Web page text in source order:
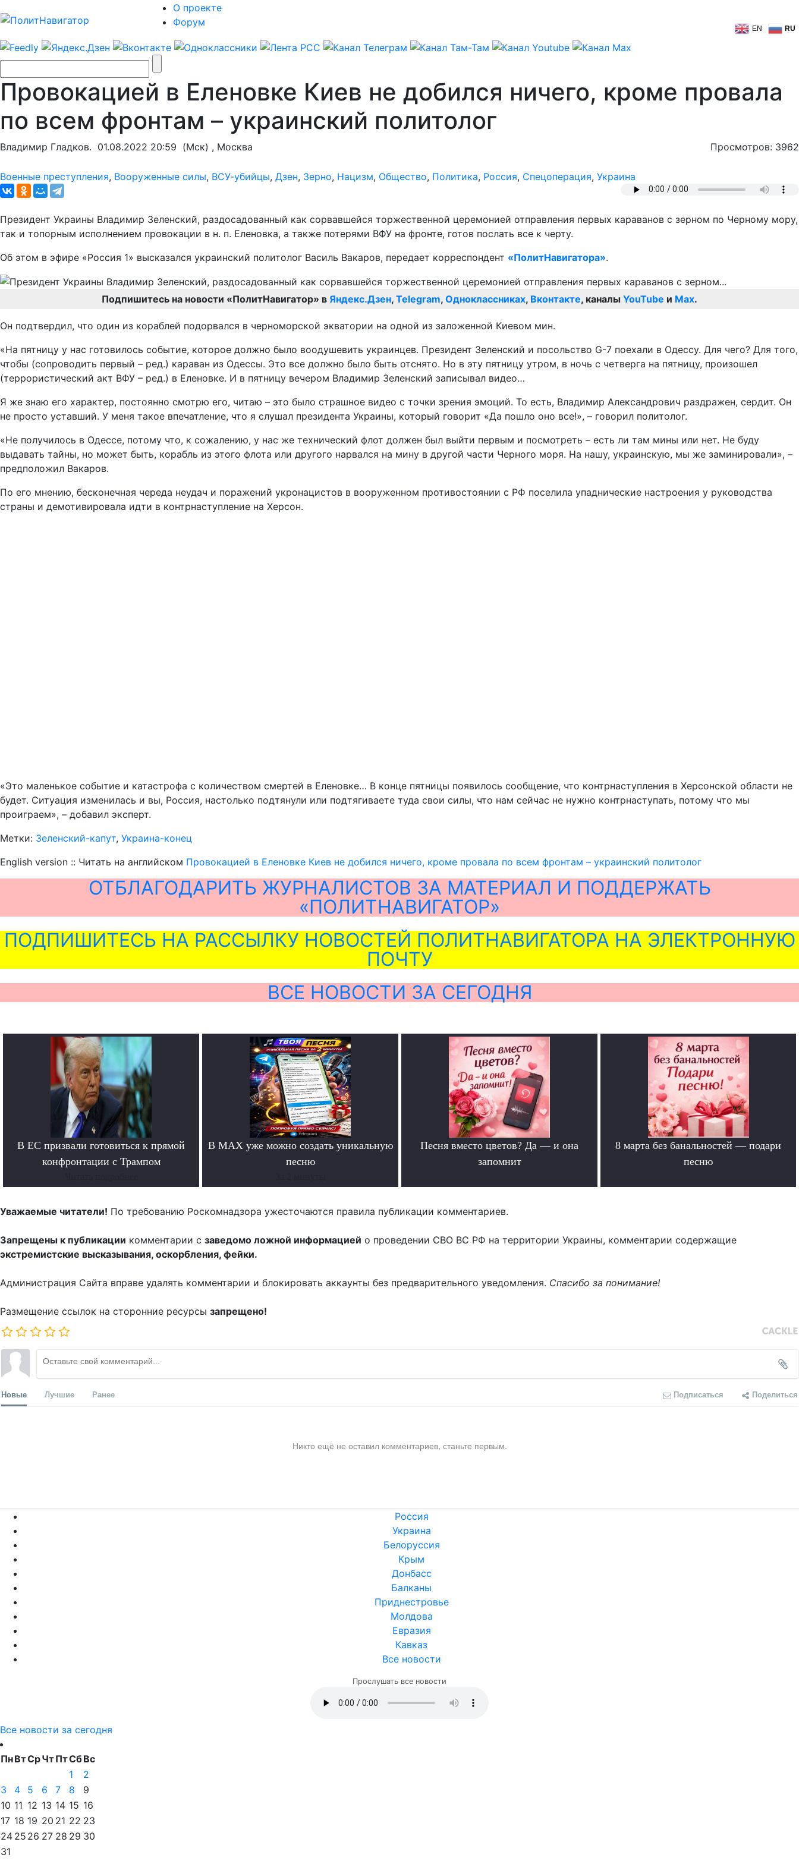
О проекте
Форум
EN RU
Провокацией в Еленовке Киев не добился ничего, кроме провала
по всем фронтам – украинский политолог
Владимир Гладков. 01.08.2022 20:59 (Мск) , Москва Просмотров: 3962
Военные преступления, Вооруженные силы, ВСУ-убийцы, Дзен, Зерно, Нацизм, Общество, Политика, Россия, Спецоперация, Украина
Президент Украины Владимир Зеленский, раздосадованный как сорвавшейся торжественной церемонией отправления первых караванов с зерном по Черному мору,
так и топорным исполнением провокации в н. п. Еленовка, а также потерями ВФУ на фронте, готов послать все к черту.
Об этом в эфире «Россия 1» высказался украинский политолог Василь Вакаров, передает корреспондент «ПолитНавигатора».
Подпишитесь на новости «ПолитНавигатор» в Яндекс.Дзен, Telegram, Одноклассниках, Вконтакте, каналы YouTube и Max.
Он подтвердил, что один из кораблей подорвался в черноморской экватории на одной из заложенной Киевом мин.
«На пятницу у нас готовилось событие, которое должно было воодушевить украинцев. Президент Зеленский и посольство G-7 поехали в Одессу. Для чего? Для того,
чтобы (сопроводить первый – ред.) караван из Одессы. Это все должно было быть отснято. Но в эту пятницу утром, в ночь с четверга на пятницу, произошел
(террористический акт ВФУ – ред.) в Еленовке. И в пятницу вечером Владимир Зеленский записывал видео…
Я же знаю его характер, постоянно смотрю его, читаю – это было страшное видео с точки зрения эмоций. То есть, Владимир Александрович раздражен, сердит. Он
не просто уставший. У меня такое впечатление, что я слушал президента Украины, который говорит «Да пошло оно все!», – говорил политолог.
«Не получилось в Одессе, потому что, к сожалению, у нас же технический флот должен был выйти первым и посмотреть – есть ли там мины или нет. Не буду
выдавать тайны, но может быть, корабль из этого флота или другого нарвался на мину в другой части Черного моря. На нашу, украинскую, мы же заминировали», –
предположил Вакаров.
По его мнению, бесконечная череда неудач и поражений укронацистов в вооруженном противостоянии с РФ поселила упаднические настроения у руководства
страны и демотивировала идти в контрнаступление на Херсон.
«Это маленькое событие и катастрофа с количеством смертей в Еленовке… В конце пятницы появилось сообщение, что контрнаступления в Херсонской области не
будет. Ситуация изменилась и вы, Россия, настолько подтянули или подтягиваете туда свои силы, что нам сейчас не нужно контрнаступать, потому что мы
проиграем», – добавил эксперт.
Метки: Зеленский-капут, Украина-конец
English version :: Читать на английском Провокацией в Еленовке Киев не добился ничего, кроме провала по всем фронтам – украинский политолог
ОТБЛАГОДАРИТЬ ЖУРНАЛИСТОВ ЗА МАТЕРИАЛ И ПОДДЕРЖАТЬ
«ПОЛИТНАВИГАТОР»
ПОДПИШИТЕСЬ НА РАССЫЛКУ НОВОСТЕЙ ПОЛИТНАВИГАТОРА НА ЭЛЕКТРОННУЮ
ПОЧТУ
ВСЕ НОВОСТИ ЗА СЕГОДНЯ
В ЕС призвали готовиться к прямой
конфронтации с Трампом
В MAX уже можно создать уникальную
песню
Песня вместо цветов? Да — и она
запомнит
8 марта без банальностей — подари
песню
Уважаемые читатели! По требованию Роскомнадзора ужесточаются правила публикации комментариев.
Запрещены к публикации комментарии с заведомо ложной информацией о проведении СВО ВС РФ на территории Украины, комментарии содержащие
экстремистские высказывания, оскорбления, фейки.
Администрация Сайта вправе удалять комментарии и блокировать аккаунты без предварительного уведомления. Спасибо за понимание!
Размещение ссылок на сторонние ресурсы запрещено!
Новые Лучшие Ранее Подписаться Поделиться
Никто ещё не оставил комментариев, станьте первым.
Россия
Украина
Белоруссия
Крым
Донбасс
Балканы
Приднестровье
Молдова
Евразия
Кавказ
Все новости
Прослушать все новости
Все новости за сегодня
ПнВтСрЧтПтСбВс
1
2
3
4 5 6 7 8
9
10 11 12 13 14 15 16
17 18 19 20 21 22 23
24 25 26 27 28 29 30
31